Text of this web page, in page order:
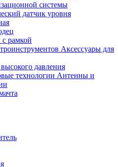
системы
датчик уровня
рамкой
Аксессуары для
давления
Антенны и